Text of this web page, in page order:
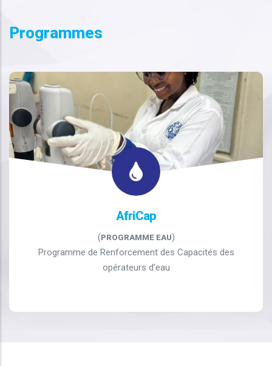
Programmes
AfriCap
(PROGRAMME EAU)
Programme de Renforcement des Capacités des
opérateurs d’eau